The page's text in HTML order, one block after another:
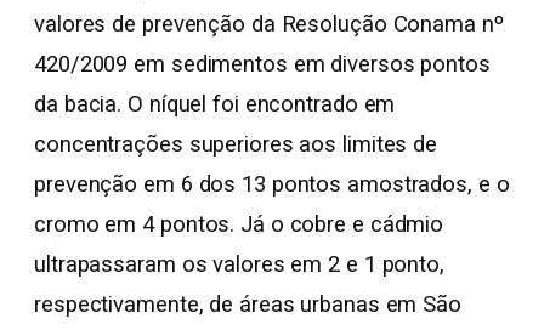
valores de prevenção da Resolução Conama nº
420/2009 em sedimentos em diversos pontos
da bacia. O níquel foi encontrado em
concentrações superiores aos limites de
prevenção em 6 dos 13 pontos amostrados, e o
cromo em 4 pontos. Já o cobre e cádmio
ultrapassaram os valores em 2 e 1 ponto,
respectivamente, de áreas urbanas em São